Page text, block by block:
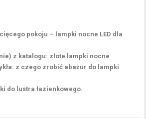
pokoju – lampki nocne LED dla
z katalogu: złote lampki nocne
z czego zrobić abażur do lampki
do lustra łazienkowego.